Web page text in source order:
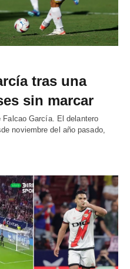
tras una
sin marcar
García. El delantero
noviembre del año pasado,